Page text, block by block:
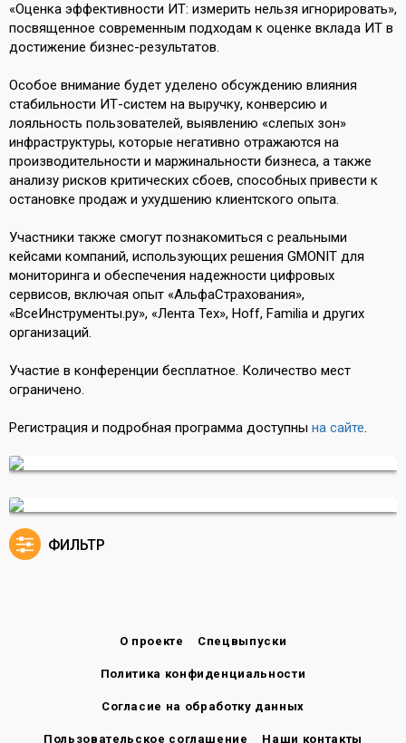
«Оценка эффективности ИТ: измерить нельзя игнорировать»,
посвященное современным подходам к оценке вклада ИТ в
достижение бизнес-результатов.
Особое внимание будет уделено обсуждению влияния
стабильности ИТ-систем на выручку, конверсию и
лояльность пользователей, выявлению «слепых зон»
инфраструктуры, которые негативно отражаются на
производительности и маржинальности бизнеса, а также
анализу рисков критических сбоев, способных привести к
остановке продаж и ухудшению клиентского опыта.
Участники также смогут познакомиться с реальными
кейсами компаний, использующих решения GMONIT для
мониторинга и обеспечения надежности цифровых
сервисов, включая опыт «АльфаСтрахования»,
«ВсеИнструменты.ру», «Лента Тех», Hoff, Familia и других
организаций.
Участие в конференции бесплатное. Количество мест
ограничено.
Регистрация и подробная программа доступны на сайте.
ФИЛЬТР
О проекте Спецвыпуски
Политика конфиденциальности
Согласие на обработку данных
Пользовательское соглашение Наши контакты